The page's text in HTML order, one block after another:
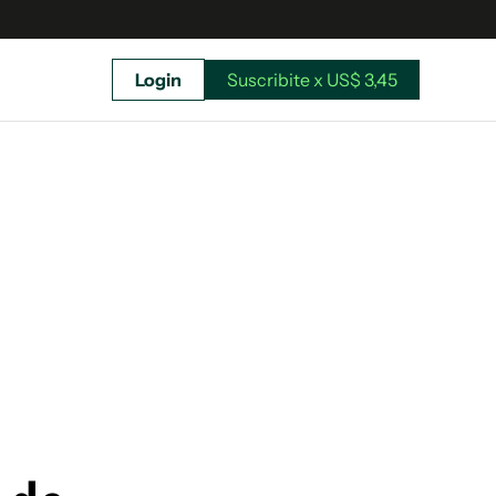
Login Suscribite x US$ 3,45